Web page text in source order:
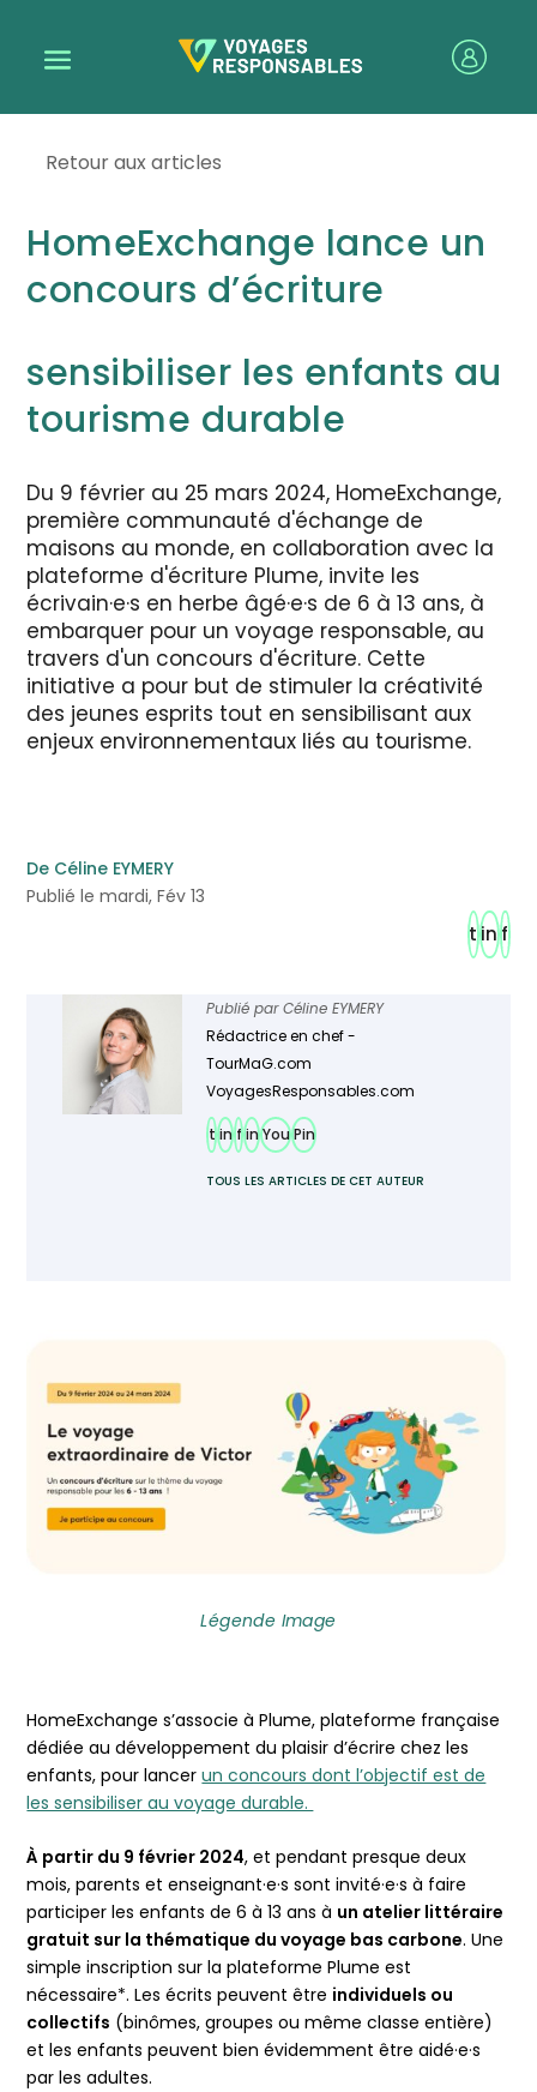
Retour aux articles
HomeExchange lance un
concours d’écriture
sensibiliser les enfants au
tourisme durable
Du 9 février au 25 mars 2024, HomeExchange,
première communauté d'échange de
maisons au monde, en collaboration avec la
plateforme d'écriture Plume, invite les
écrivain·e·s en herbe âgé·e·s de 6 à 13 ans, à
embarquer pour un voyage responsable, au
travers d'un concours d'écriture. Cette
initiative a pour but de stimuler la créativité
des jeunes esprits tout en sensibilisant aux
enjeux environnementaux liés au tourisme.
De Céline EYMERY
Publié le mardi, Fév 13
tinf
Publié parCéline EYMERY
Rédactrice en chef -
TourMaG.com
VoyagesResponsables.com
t in f in YouPin
TOUS LES ARTICLES DE CET AUTEUR
Légende Image
HomeExchange s’associe à Plume, plateforme française
dédiée au développement du plaisir d’écrire chez les
enfants, pour lancerun concours dont l’objectif est de
les sensibiliser au voyage durable.
À partir du 9 février 2024, et pendant presque deux
mois, parents et enseignant·e·s sont invité·e·s à faire
participer les enfants de 6 à 13 ans à un atelier littéraire
gratuit sur la thématique du voyage bas carbone. Une
simple inscription sur la plateforme Plume est
nécessaire*. Les écrits peuvent être individuels ou
collectifs (binômes, groupes ou même classe entière)
et les enfants peuvent bien évidemment être aidé·e·s
par les adultes.